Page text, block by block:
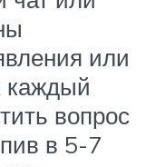
или
каждый
вопрос
в 5-7